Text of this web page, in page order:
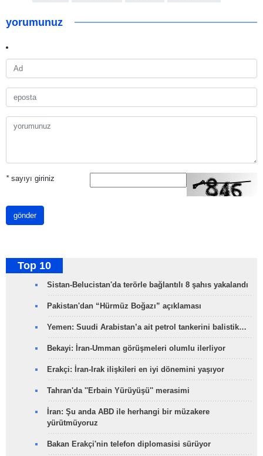
yorumunuz
*sayıyı giriniz
gönder
Top 10
Sistan-Belucistan'da terörle bağlantılı 8 şahıs yakalandı
Pakistan'dan “Hürmüz Boğazı” açıklaması
Yemen: Suudi Arabistan’a ait petrol tankerini balistik…
Bekayi: İran-Umman görüşmeleri olumlu ilerliyor
Erakçi: İran-Irak ilişkileri en iyi dönemini yaşıyor
Tahran'da ''Erbain Yürüyüşü'' merasimi
İran: Şu anda ABD ile herhangi bir müzakere
yürütmüyoruz
Bakan Erakçi'nin telefon diplomasisi sürüyor